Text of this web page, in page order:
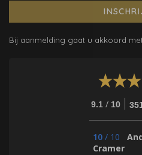
Bij aanmelding gaat u akkoord
9.1 / 10
10 / 10
Cramer